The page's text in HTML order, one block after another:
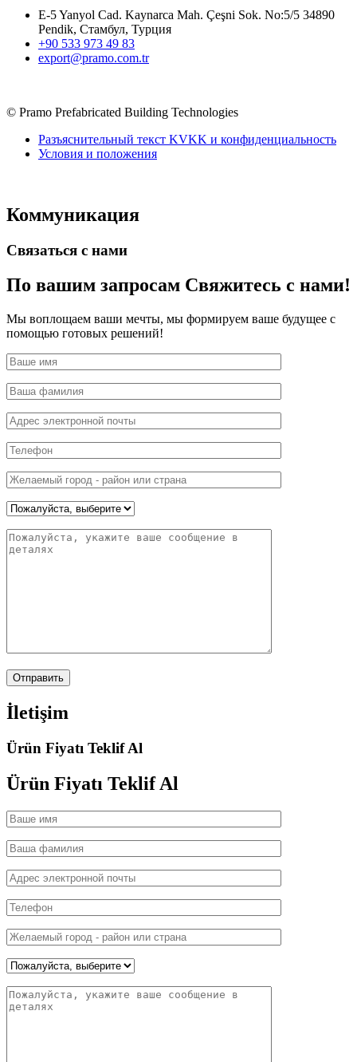
E-5 Yanyol Cad. Kaynarca Mah. Çeşni Sok. No:5/5 34890
Pendik, Стамбул, Турция
+90 533 973 49 83
export@pramo.com.tr
© Pramo Prefabricated Building Technologies
Разъяснительный текст KVKK и конфиденциальность
Условия и положения
Коммуникация
Связаться с нами
По вашим запросам Свяжитесь с нами!
Мы воплощаем ваши мечты, мы формируем ваше будущее с
помощью готовых решений!
İletişim
Ürün Fiyatı Teklif Al
Ürün Fiyatı Teklif Al